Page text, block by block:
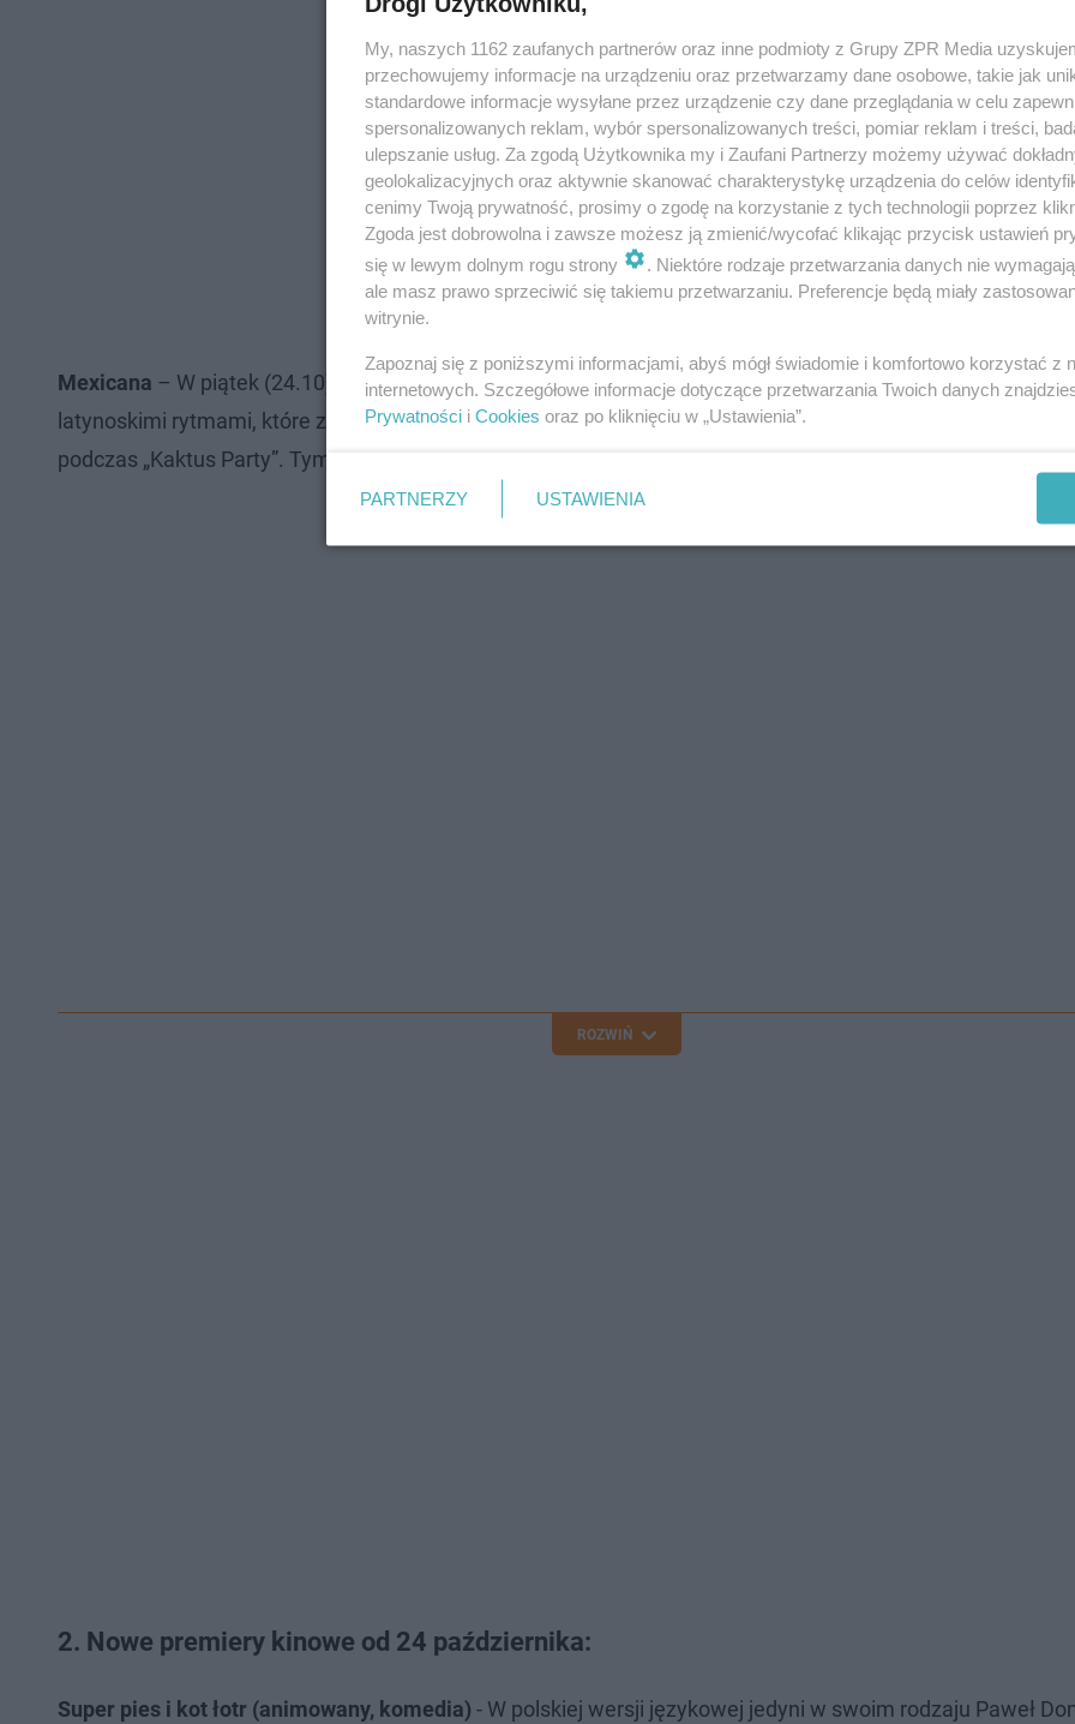
Mexicana – W piątek (24.10) jak zawsze czeka Was „Piątkowa Fiesta” wypełniona po brzegi najgorętszymi
latynoskimi rytmami, które zapewni DJ Poster. W sobotę (25.10) możecie spodziewać się podobnych
podczas „Kaktus Party”. Tym razem jednak za sterami zasiądzie DJ Sunset.
ROZWIŃ
2. Nowe premiery kinowe od 24 października:
Super pies i kot łotr (animowany, komedia) - W polskiej wersji językowej jedyni w swoim rodzaju Paweł
My, naszych 1162 zaufanych partnerów oraz inne podmioty z Grupy ZPR Media
przechowujemy informacje na urządzeniu oraz przetwarzamy dane osobowe, takie jak
standardowe informacje wysyłane przez urządzenie czy dane przeglądania w celu
spersonalizowanych reklam, wybór spersonalizowanych treści, pomiar reklam i treści,
ulepszanie usług. Za zgodą Użytkownika my i Zaufani Partnerzy możemy używać
geolokalizacyjnych oraz aktywnie skanować charakterystykę urządzenia do celów
cenimy Twoją prywatność, prosimy o zgodę na korzystanie z tych technologii poprzez
Zgoda jest dobrowolna i zawsze możesz ją zmienić/wycofać klikając przycisk ustawień
się w lewym dolnym rogu strony
. Niektóre rodzaje przetwarzania danych nie
ale masz prawo sprzeciwić się takiemu przetwarzaniu. Preferencje będą miały
witrynie.
Zapoznaj się z poniższymi informacjami, abyś mógł świadomie i komfortowo korzystać z
internetowych. Szczegółowe informacje dotyczące przetwarzania Twoich danych
Prywatności i Cookies oraz po kliknięciu w „Ustawienia”.
PARTNERZY USTAWIENIA